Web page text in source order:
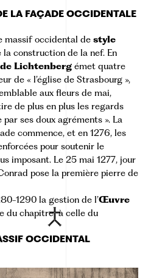
LA FAÇADE OCCIDENTALE
massif occidental de style
construction de la nef. En
Lichtenberg émet quatre
de « l’église de Strasbourg »,
aux fleurs de mai,
de plus en plus les regards
ses doux agréments ». La
commence, et en 1276, les
pour soutenir le
imposant. Le 25 mai 1277, jour
pose la première pierre de
1290 la gestion de l’Œuvre
du chapitre à celle du
OCCIDENTAL